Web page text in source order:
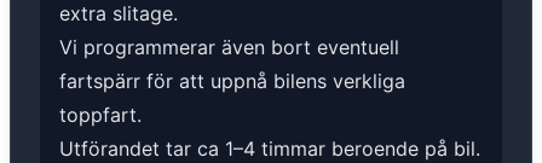
extra slitage.
Vi programmerar även bort eventuell
fartspärr för att uppnå bilens verkliga
toppfart.
Utförandet tar ca 1–4 timmar beroende på bil.